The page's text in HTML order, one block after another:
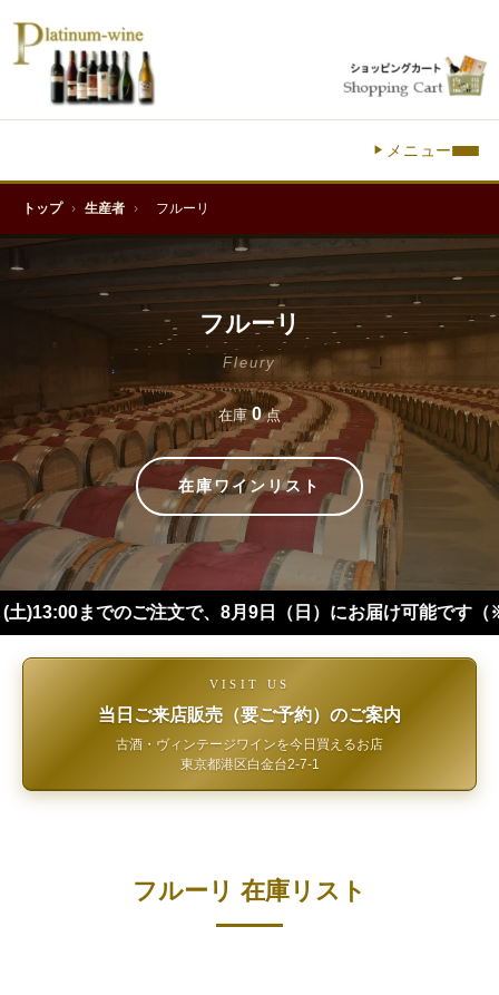
メニュー
トップ › 生産者 › フルーリ
フルーリ
Fleury
在庫0点
在庫ワインリスト
注文で、8月9日（日）にお届け可能です（※四国・中国
VISIT US
当日ご来店販売（要ご予約）のご案内
古酒・ヴィンテージワインを今日買えるお店
東京都港区白金台2-7-1
フルーリ 在庫リスト